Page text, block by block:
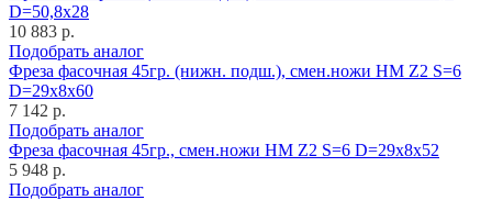
D=50,8x28
10 883 р.
Подобрать аналог
Фреза фасочная 45гр. (нижн. подш.), смен.ножи HM Z2 S=6
D=29x8x60
7 142 р.
Подобрать аналог
Фреза фасочная 45гр., смен.ножи HM Z2 S=6 D=29x8x52
5 948 р.
Подобрать аналог